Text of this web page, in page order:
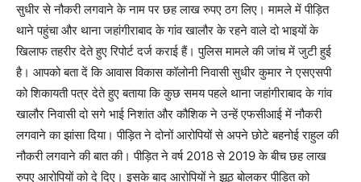
सुधीर से नौकरी लगवाने के नाम पर छह लाख रुपए ठग लिए। मामले में पीड़ित
थाने पहुंचा और थाना जहांगीराबाद के गांव खालौर के रहने वाले दो भाइयों के
खिलाफ तहरीर देते हुए रिपोर्ट दर्ज कराई हैं। पुलिस मामले की जांच में जुटी हुई
है। आपको बता दें कि आवास विकास कॉलोनी निवासी सुधीर कुमार ने एसएसपी
को शिकायती पत्र देते हुए बताया कि कुछ समय पहले थाना जहांगीराबाद के गांव
खालौर निवासी दो सगे भाई निशांत और कौशिक ने उन्हें एफसीआई में नौकरी
लगवाने का झांसा दिया। पीड़ित ने दोनों आरोपियों से अपने छोटे बहनोई राहुल की
नौकरी लगवाने की बात की। पीड़ित ने वर्ष 2018 से 2019 के बीच छह लाख
रुपए आरोपियों को दे दिए। इसके बाद आरोपियों ने झूठ बोलकर पीड़ित को